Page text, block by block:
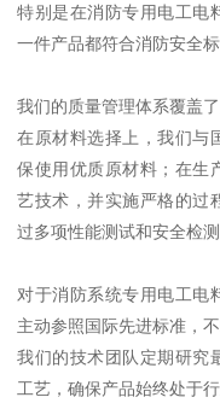
特别是在消防专用电工电
一件产品都符合消防安全标
我们的质量管理体系覆盖
在原材料选择上，我们与
保使用优质原材料；在生
艺技术，并实施严格的过
过多项性能测试和安全检
对于消防系统专用电工电
主动参照国际先进标准，
我们的技术团队定期研究
工艺，确保产品始终处于行